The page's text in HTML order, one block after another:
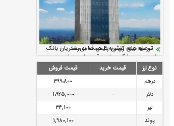
ارزش سهام عدالت بالا رفت
سرمایه بیمه کوثر به ۴ همت می‌رسد
نود ثانیه با فولاد سنگان
تقدیر دبیرکل سندیکای بیمه گران ایران از
اقدامات مدیرعامل بیمه رازی
توصیه های رئیس پلیس فتا به مشتریان بانک
ها در مورد پیشگیری از سرقت های مجازی
نوع ارز قیمت خرید
قیمت فروش
درهم
399،800
دلار
-
1،925,000
لیر
34,100
پوند
1,980,100